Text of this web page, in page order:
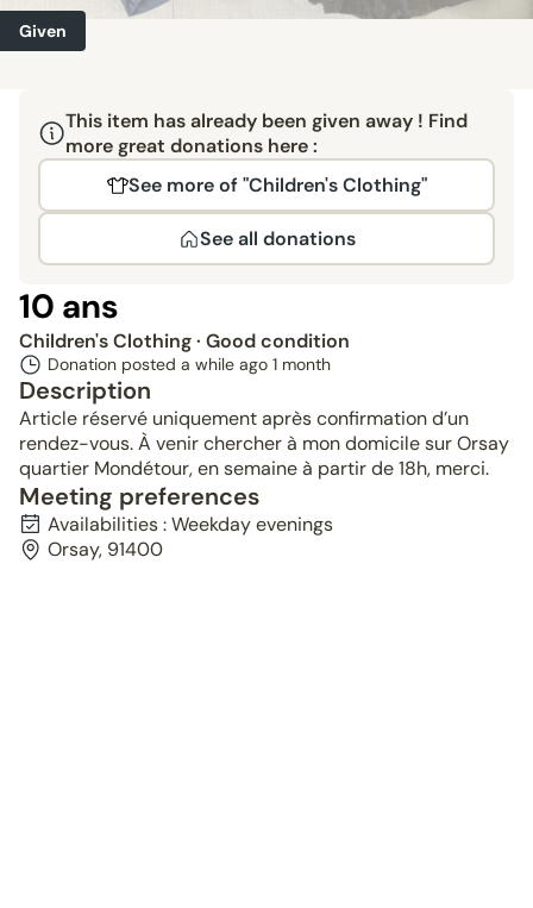
Given
This item has already been given away ! Find
more great donations here :
See more of "Children's Clothing"
See all donations
10 ans
Children's Clothing· Good condition
Donation posted a while ago 1 month
Description
Article réservé uniquement après confirmation d’un
rendez-vous. À venir chercher à mon domicile sur Orsay
quartier Mondétour, en semaine à partir de 18h, merci.
Meeting preferences
Availabilities : Weekday evenings
Orsay, 91400